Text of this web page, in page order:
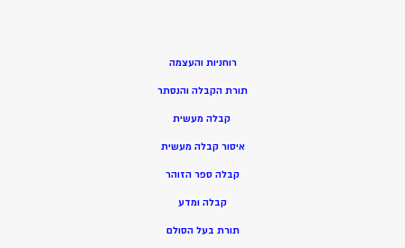
רוחניות והעצמה
תורת הקבלה והנסתר
קבלה מעשית
איסור קבלה מעשית
קבלה ספר הזוהר
קבלה ומדע
תורת בעל הסולם